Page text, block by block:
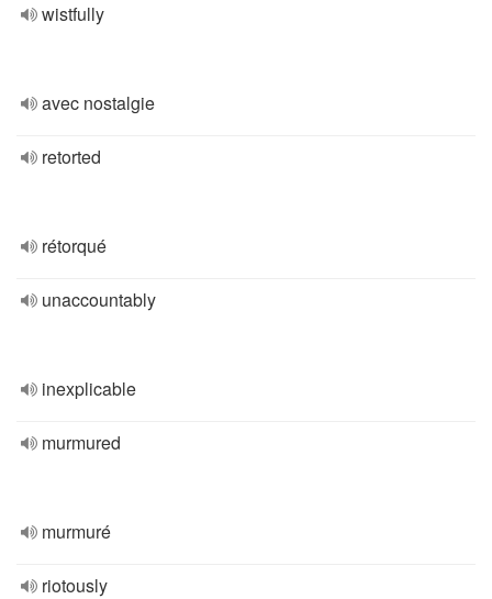
wistfully
avec nostalgie
retorted
rétorqué
unaccountably
inexplicable
murmured
murmuré
riotously